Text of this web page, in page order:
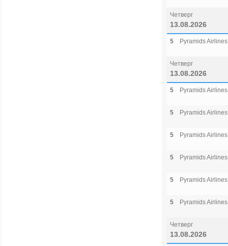
Четверг
13.08.2026
5 Pyramids Airlines
Четверг
13.08.2026
5 Pyramids Airlines
5 Pyramids Airlines
5 Pyramids Airlines
5 Pyramids Airlines
5 Pyramids Airlines
5 Pyramids Airlines
Четверг
13.08.2026